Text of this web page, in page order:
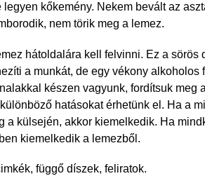
kőkemény. Nekem bevált az
nem törik meg a lemez.
hátoldalára kell felvinni. Ez a sörös
a munkát, de egy vékony
készen vagyunk, fordítsuk meg
hatásokat érhetünk el. Ha a
a külsején, akkor kiemelkedik. Ha
kiemelkedik a lemezből.
függő díszek, feliratok.